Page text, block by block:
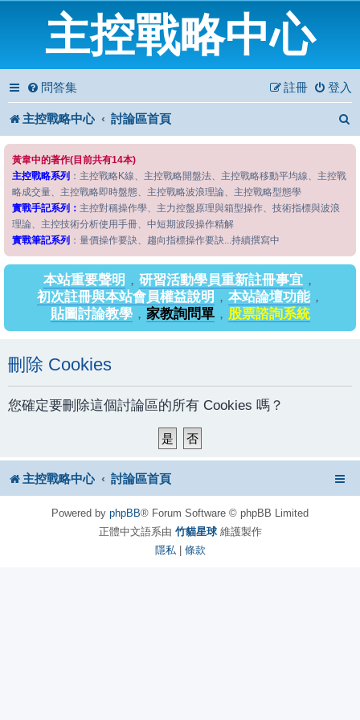
主控戰略中心
問答集 登入
註冊
主控戰略中心 討論區首頁
黃韋中的著作(目前共有14本)
主控戰略系列 ：主控戰略K線、主控戰略開盤法、主控戰略移動平均線、主控戰
略成交量、主控戰略即時盤態、主控戰略波浪理論、主控戰略型態學
實戰手記系列： 主控對稱操作學、主力控盤原理與箱型操作、技術指標與波浪
理論、主控技術分析使用手冊、中短期波段操作精解
實戰筆記系列 ：量價操作要訣、趨向指標操作要訣...持續撰寫中
本站重要聲明 ， 研習活動學員重新註冊事宜 ，
初次註冊與本站會員權益說明 ， 本站論壇功能，
貼圖討論教學， 家教詢問單， 股票諮詢系統
刪除 Cookies
您確定要刪除這個討論區的所有 Cookies 嗎？
主控戰略中心 討論區首頁
Powered by phpBB® Forum Software © phpBB Limited
正體中文語系由 竹貓星球維護製作
隱私| 條款